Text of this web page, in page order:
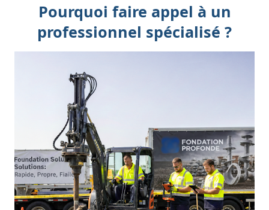
Pourquoi faire appel à un
professionnel spécialisé ?